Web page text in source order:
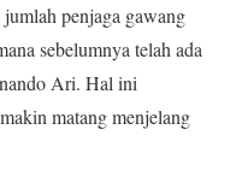
penjaga gawang
sebelumnya telah ada
Ari. Hal ini
matang menjelang